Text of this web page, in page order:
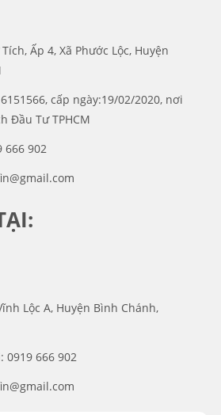
Ấp 4, Xã Phước Lộc, Huyện
cấp ngày:19/02/2020, nơi
Đầu Tư TPHCM
666 902
Lộc A, Huyện Bình Chánh,
0919 666 902